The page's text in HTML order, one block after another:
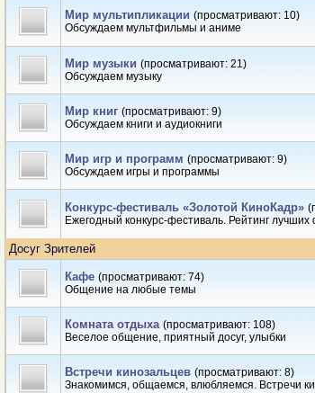
Мир мультипликации (просматривают: 10)
Обсуждаем мультфильмы и аниме
Мир музыки (просматривают: 21)
Обсуждаем музыку
Мир книг (просматривают: 9)
Обсуждаем книги и аудиокниги
Мир игр и программ (просматривают: 9)
Обсуждаем игры и программы
Конкурс-фестиваль «Золотой КиноКадр»
Ежегодный конкурс-фестиваль. Рейтинг
Досуг Зрителей
Кафе (просматривают: 74)
Общение на любые темы
Комната отдыха (просматривают: 108)
Веселое общение, приятный досуг, улыбки
Встречи кинозальцев (просматривают: 8)
Знакомимся, общаемся, влюбляемся. Встречи